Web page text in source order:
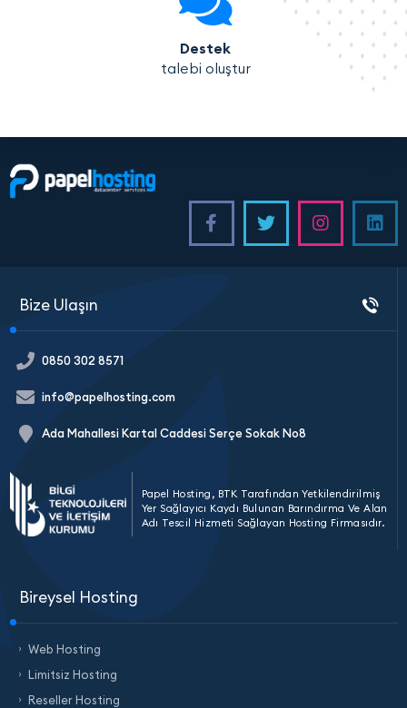
Destek
talebi oluştur
Bize Ulaşın
0850 302 8571
info@papelhosting.com
Ada Mahallesi Kartal Caddesi Serçe Sokak No8
Papel Hosting, BTK Tarafından Yetkilendirilmiş
Yer Sağlayıcı Kaydı Bulunan Barındırma Ve Alan
Adı Tescil Hizmeti Sağlayan Hosting Firmasıdır.
Bireysel Hosting
Web Hosting
Limitsiz Hosting
Reseller Hosting